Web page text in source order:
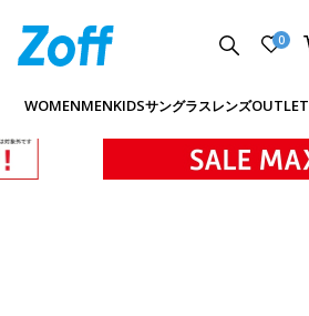
0
WOMENMENKIDSサングラスレンズOUTLET
商品詳細ページへ